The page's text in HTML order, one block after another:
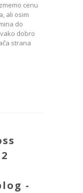
cenu
ali osim
do
dobro
strana
-